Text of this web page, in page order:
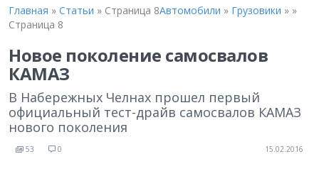
Главная » Статьи » Страница 8Автомобили » Грузовики » »
Страница 8
Новое поколение самосвалов
КАМАЗ
В Набережных Челнах прошел первый
официальный тест-драйв самосвалов КАМАЗ
нового поколения
53 0 15.02.2016